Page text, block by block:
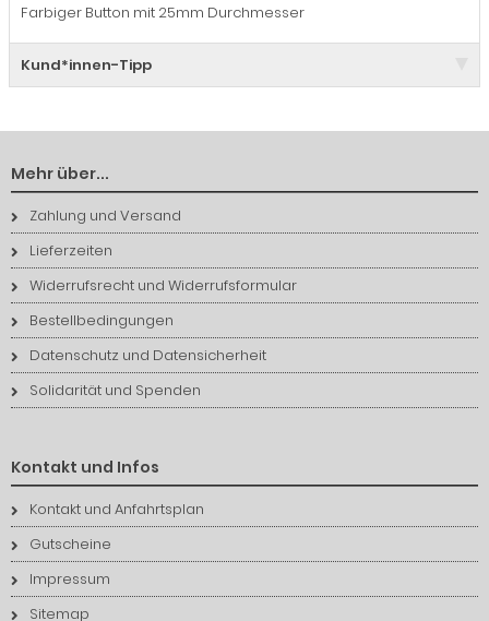
Farbiger Button mit 25mm Durchmesser
Kund*innen-Tipp
Mehr über...
Zahlung und Versand
Lieferzeiten
Widerrufsrecht und Widerrufsformular
Bestellbedingungen
Datenschutz und Datensicherheit
Solidarität und Spenden
Kontakt und Infos
Kontakt und Anfahrtsplan
Gutscheine
Impressum
Sitemap